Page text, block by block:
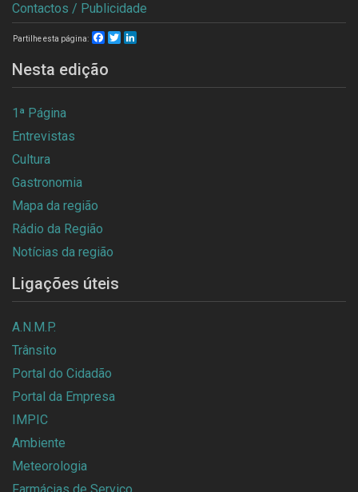
Contactos / Publicidade
Partilhe esta página: Facebook
Twitter
Nesta edição
1ª Página
Entrevistas
Cultura
Gastronomia
Mapa da região
Rádio da Região
Notícias da região
Ligações úteis
A.N.M.P.
Trânsito
Portal do Cidadão
Portal da Empresa
IMPIC
Ambiente
Meteorologia